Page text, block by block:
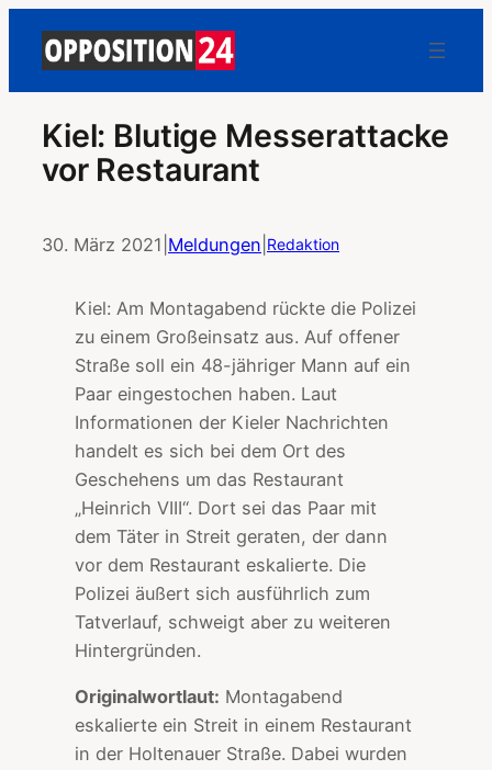
Kiel: Blutige Messerattacke
vor Restaurant
30. März 2021 Meldungen Redaktion
Kiel: Am Montagabend rückte die Polizei
zu einem Großeinsatz aus. Auf offener
Straße soll ein 48-jähriger Mann auf ein
Paar eingestochen haben. Laut
Informationen der Kieler Nachrichten
handelt es sich bei dem Ort des
Geschehens um das Restaurant
„Heinrich VIII“. Dort sei das Paar mit
dem Täter in Streit geraten, der dann
vor dem Restaurant eskalierte. Die
Polizei äußert sich ausführlich zum
Tatverlauf, schweigt aber zu weiteren
Hintergründen.
Originalwortlaut: Montagabend
eskalierte ein Streit in einem Restaurant
in der Holtenauer Straße. Dabei wurden